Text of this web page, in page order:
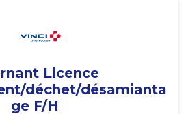
Licence
déchet/désamianta
ge F/H